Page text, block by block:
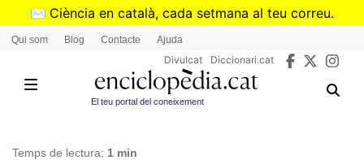
Vés
✉️ Ciència en català, cada setmana al teu correu.
➜Subscriu-te al butlletí de Divulcat
Qui som Blog Contacte Ajuda
Divulcat Diccionari.cat
El teu portal del coneixement
Temps de lectura: 1 min